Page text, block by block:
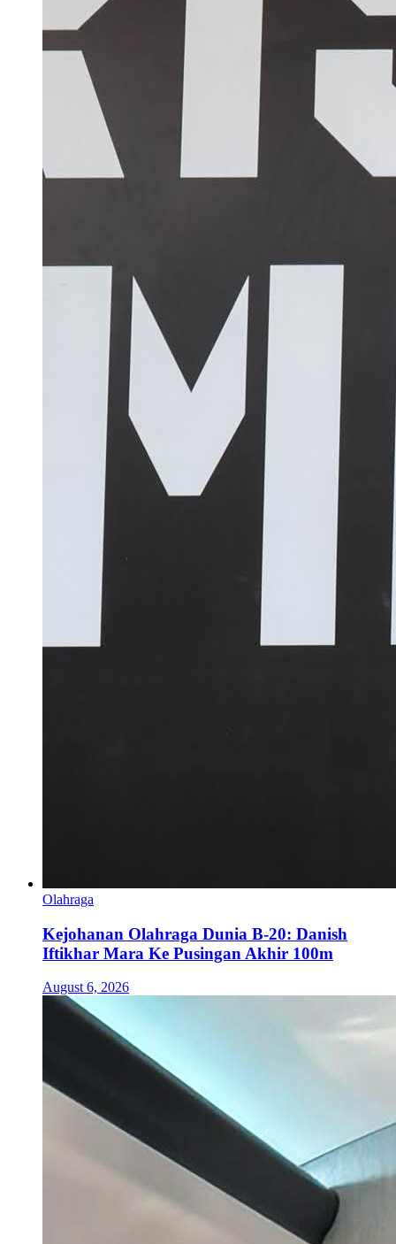
Olahraga
Kejohanan Olahraga Dunia B-20: Danish
Iftikhar Mara Ke Pusingan Akhir 100m
August 6, 2026